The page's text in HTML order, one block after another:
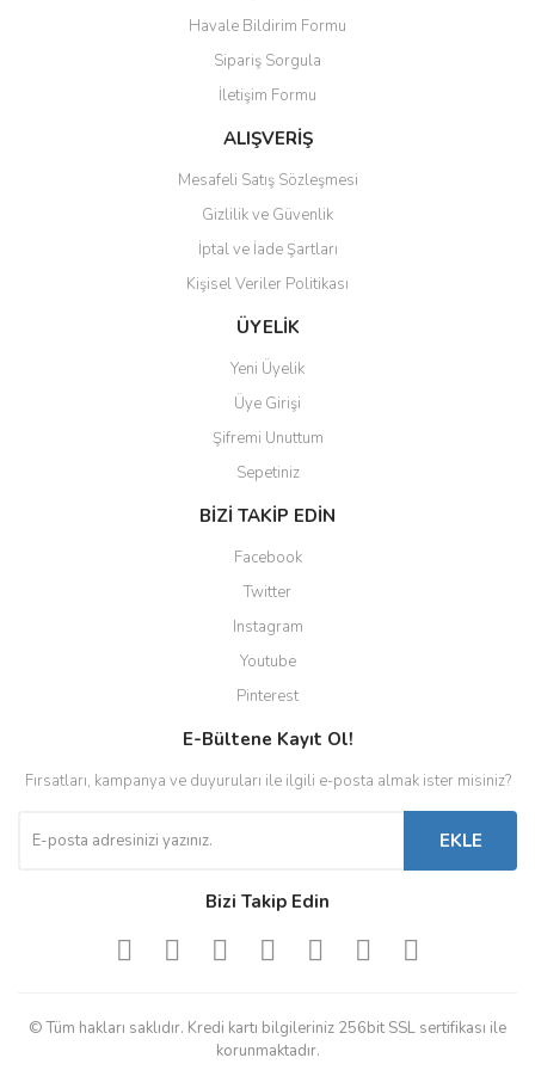
Ürün açıklamasında eksik bilgiler bulunuyor.
Ürün bilgilerinde hatalar bulunuyor.
Ürün fiyatı diğer sitelerden daha pahalı.
Bu ürüne benzer farklı alternatifler olmalı.
Gönder
Havale Bildirim Formu
Sipariş Sorgula
İletişim Formu
ALIŞVERİŞ
Mesafeli Satış Sözleşmesi
Gizlilik ve Güvenlik
İptal ve İade Şartları
Kişisel Veriler Politikası
ÜYELİK
Yeni Üyelik
Üye Girişi
Şifremi Unuttum
Sepetiniz
BİZİ TAKİP EDİN
Facebook
Twitter
Instagram
Youtube
Pinterest
E-Bültene Kayıt Ol!
Fırsatları, kampanya ve duyuruları ile ilgili e-posta almak ister misiniz?
EKLE
Bizi Takip Edin
© Tüm hakları saklıdır. Kredi kartı bilgileriniz 256bit SSL sertifikası ile
korunmaktadır.